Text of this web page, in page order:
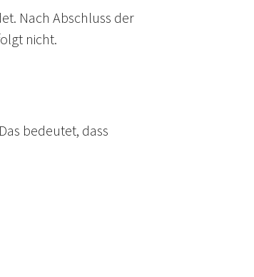
Nach Abschluss der
nicht.
bedeutet, dass